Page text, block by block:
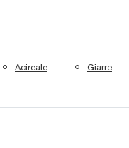
Acireale Giarre